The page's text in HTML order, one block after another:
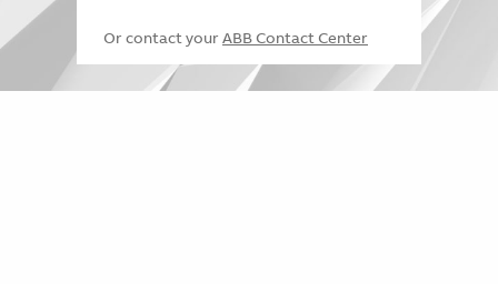
Or contact your ABB Contact Center